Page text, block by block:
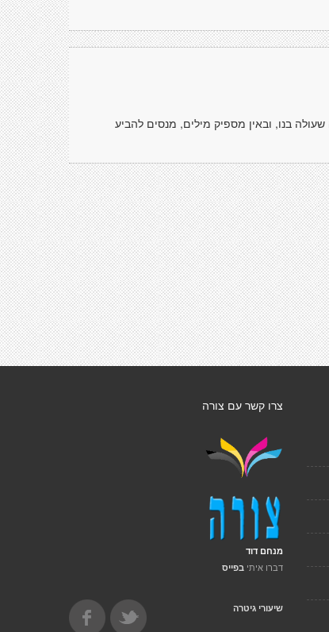
בנו, ובאין מספיק מילים, מנסים להביע
צרו קשר עם צורה
מנחם דוד
דברו איתי בפייס
שיעורי גיטרה